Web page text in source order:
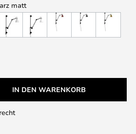
matt
IN DEN WARENKORB